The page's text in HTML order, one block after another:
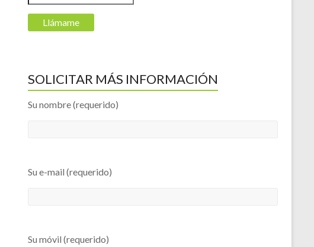
SOLICITAR MÁS INFORMACIÓN
Su nombre (requerido)
Su e-mail (requerido)
Su móvil (requerido)